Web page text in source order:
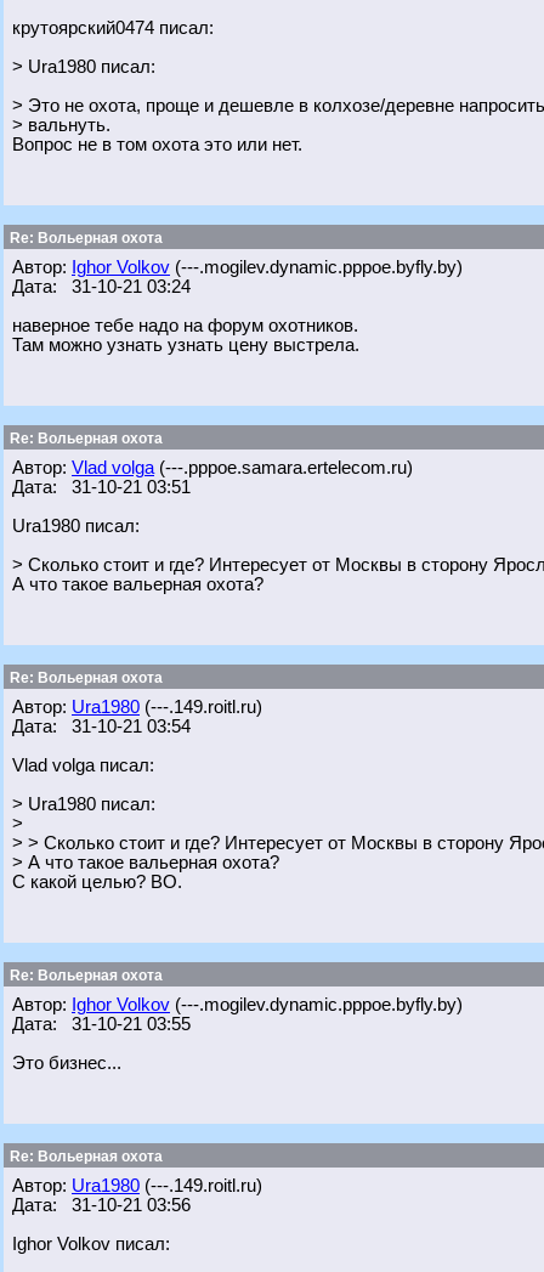
крутоярский0474 писал:
> Ura1980 писал:
> Это не охота, проще и дешевле в колхозе/деревне
> вальнуть.
Вопрос не в том охота это или нет.
Re: Вольерная охота
Автор: Ighor Volkov (---.mogilev.dynamic.pppoe.byfly.by)
Дата: 31-10-21 03:24
наверное тебе надо на форум охотников.
Там можно узнать узнать цену выстрела.
Re: Вольерная охота
Автор: Vlad volga (---.pppoe.samara.ertelecom.ru)
Дата: 31-10-21 03:51
Ura1980 писал:
> Сколько стоит и где? Интересует от Москвы в сторону
А что такое вальерная охота?
Re: Вольерная охота
Автор: Ura1980 (---.149.roitl.ru)
Дата: 31-10-21 03:54
Vlad volga писал:
> Ura1980 писал:
>
> > Сколько стоит и где? Интересует от Москвы в сторону
> А что такое вальерная охота?
С какой целью? ВО.
Re: Вольерная охота
Автор: Ighor Volkov (---.mogilev.dynamic.pppoe.byfly.by)
Дата: 31-10-21 03:55
Это бизнес...
Re: Вольерная охота
Автор: Ura1980 (---.149.roitl.ru)
Дата: 31-10-21 03:56
Ighor Volkov писал: